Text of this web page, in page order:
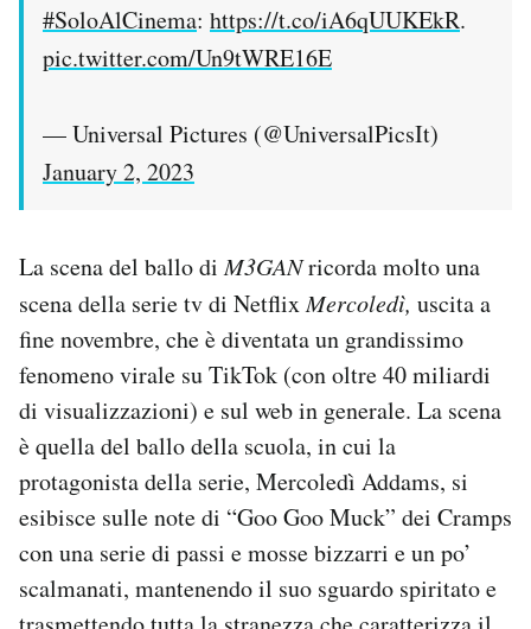
#SoloAlCinema: https://t.co/iA6qUUKEkR.
pic.twitter.com/Un9tWRE16E
— Universal Pictures (@UniversalPicsIt)
January 2, 2023
La scena del ballo diM3GANricorda molto una
scena della serie tv di NetflixMercoledì, uscita a
fine novembre, che è diventata un grandissimo
fenomeno virale su TikTok (con oltre 40 miliardi
di visualizzazioni) e sul web in generale. La scena
è quella del ballo della scuola, in cui la
protagonista della serie, Mercoledì Addams, si
esibisce sulle note di “Goo Goo Muck” dei Cramps
con una serie di passi e mosse bizzarri e un po’
scalmanati, mantenendo il suo sguardo spiritato e